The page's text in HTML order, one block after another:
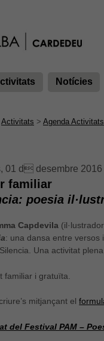
Notícies
Activitats > Agenda Activitats
01 d desembre 2016
familiar
poesia
Capdevila
: una dansa entre versos
Una activitat
familiar i gratuïta.
mitjançant el
del Festival PAM –